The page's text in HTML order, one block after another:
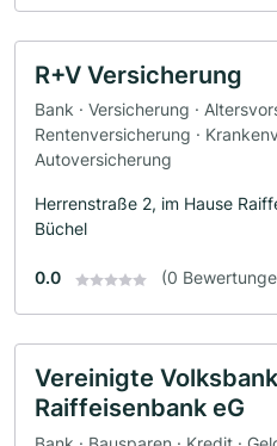
R+V Versicherung
Bank · Versicherung ·
Rentenversicherung ·
Autoversicherung
Herrenstraße 2, im Hause
Büchel
0.0 (0
Vereinigte Volksbank
Raiffeisenbank eG